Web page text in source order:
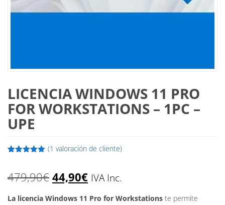
LICENCIA WINDOWS 11 PRO
FOR WORKSTATIONS – 1PC –
UPE
5 en base
avaloración
cliente
(1 valoración de cliente)
479,90€ El
precio
44,90€El
precio
IVA Inc.
La licencia Windows 11 Pro for Workstations te permite